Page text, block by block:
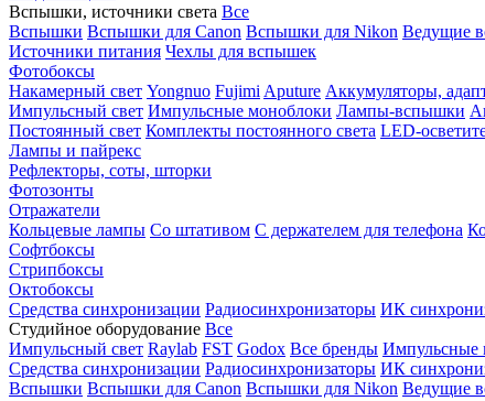
Вспышки, источники света Все
Вспышки Вспышки для Canon Вспышки для Nikon Ведущие
Источники питания Чехлы для вспышек
Фотобоксы
Накамерный свет Yongnuo Fujimi Aputure Аккумуляторы,
Импульсный свет Импульсные моноблоки Лампы-вспышки
Постоянный свет Комплекты постоянного света LED-
Лампы и пайрекс
Рефлекторы, соты, шторки
Фотозонты
Отражатели
Кольцевые лампы Со штативом С держателем для телефона
Софтбоксы
Стрипбоксы
Октобоксы
Средства синхронизации Радиосинхронизаторы ИК
Студийное оборудование Все
Импульсный свет Raylab FST Godox Все бренды Импульсные
Средства синхронизации Радиосинхронизаторы ИК
Вспышки Вспышки для Canon Вспышки для Nikon Ведущие